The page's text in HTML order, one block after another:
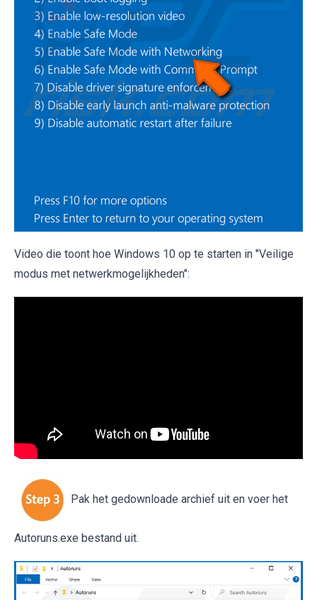
Video die toont hoe Windows 10 op te starten in "Veilige
modus met netwerkmogelijkheden":
Pak het gedownloade archief uit en voer het
Autoruns.exe bestand uit.